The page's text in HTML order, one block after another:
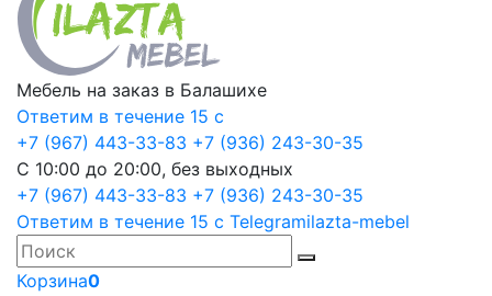
Мебель на заказ в Балашихе
Ответим в течение 15 с
+7 (967) 443-33-83 +7 (936) 243-30-35
С 10:00 до 20:00, без выходных
+7 (967) 443-33-83 +7 (936) 243-30-35
Ответим в течение 15 с Telegramilazta-mebel
Корзина0